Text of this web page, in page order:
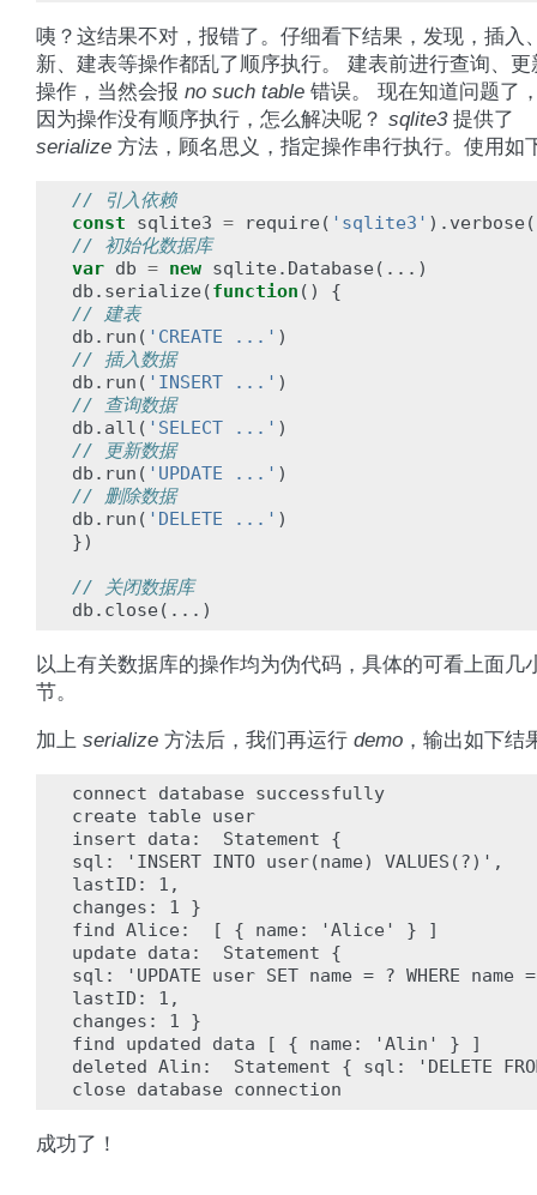
咦？这结果不对，报错了。仔细看下结果，发现，插入
新、建表等操作都乱了顺序执行。 建表前进行查询、更
操作，当然会报 no such table 错误。 现在知道问题了
因为操作没有顺序执行，怎么解决呢？ sqlite3提供了
serialize 方法，顾名思义，指定操作串行执行。使用如
// 引入依赖
const
sqlite3 = require ( 'sqlite3' ). verbose
// 初始化数据库
var db = new sqlite . Database (...)
db . serialize (function ()
{
// 建表
db . run ( 'CREATE ...' )
// 插入数据
db . run ( 'INSERT ...' )
// 查询数据
db . all ( 'SELECT ...' )
// 更新数据
db . run ( 'UPDATE ...' )
// 删除数据
db . run ( 'DELETE ...' )
})
// 关闭数据库
db . close (...)
以上有关数据库的操作均为伪代码，具体的可看上面几
节。
加上 serialize 方法后，我们再运行 demo ，输出如下结
connect database successfully
create table user
insert data:  Statement {
sql: 'INSERT INTO user(name) VALUES(?)',
lastID: 1,
changes: 1 }
find Alice:  [ { name: 'Alice' } ]
update data:  Statement {
sql: 'UPDATE user SET name = ? WHERE
lastID: 1,
changes: 1 }
find updated data [ { name: 'Alin' } ]
deleted Alin:  Statement { sql: 'DELETE
成功了！